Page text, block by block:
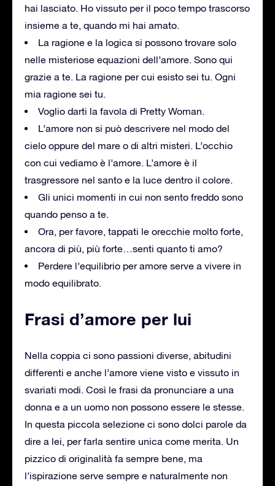
hai lasciato. Ho vissuto per il poco tempo trascorso
insieme a te, quando mi hai amato.
La ragione e la logica si possono trovare solo
nelle misteriose equazioni dell’amore. Sono qui
grazie a te. La ragione per cui esisto sei tu. Ogni
mia ragione sei tu.
Voglio darti la favola di Pretty Woman.
L’amore non si può descrivere nel modo del
cielo oppure del mare o di altri misteri. L’occhio
con cui vediamo è l’amore. L’amore è il
trasgressore nel santo e la luce dentro il colore.
Gli unici momenti in cui non sento freddo sono
quando penso a te.
Ora, per favore, tappati le orecchie molto forte,
ancora di più, più forte…senti quanto ti amo?
Perdere l’equilibrio per amore serve a vivere in
modo equilibrato.
Frasi d’amore per lui
Nella coppia ci sono passioni diverse, abitudini
differenti e anche l’amore viene visto e vissuto in
svariati modi. Così le frasi da pronunciare a una
donna e a un uomo non possono essere le stesse.
In questa piccola selezione ci sono dolci parole da
dire a lei, per farla sentire unica come merita. Un
pizzico di originalità fa sempre bene, ma
l’ispirazione serve sempre e naturalmente non